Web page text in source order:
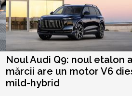
Noul Audi Q9: noul etalon
mărcii are un motor V6
mild-hybrid